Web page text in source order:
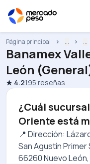
Página principal ... ...
Banamex
León
★ 4.2195 reseñas
¿Cuál
Oriente está
📍 Dirección:
San Agustín
66260 Nuevo León,